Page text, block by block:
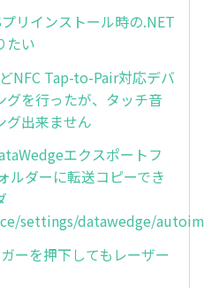
リインストール時の.NET
たい
NFC Tap-to-Pair対応デバ
グを行ったが、タッチ音
グ出来ません
エクスポートフ
ルダーに転送コピーでき
settings/datawedge/
ーを押下してもレーザー